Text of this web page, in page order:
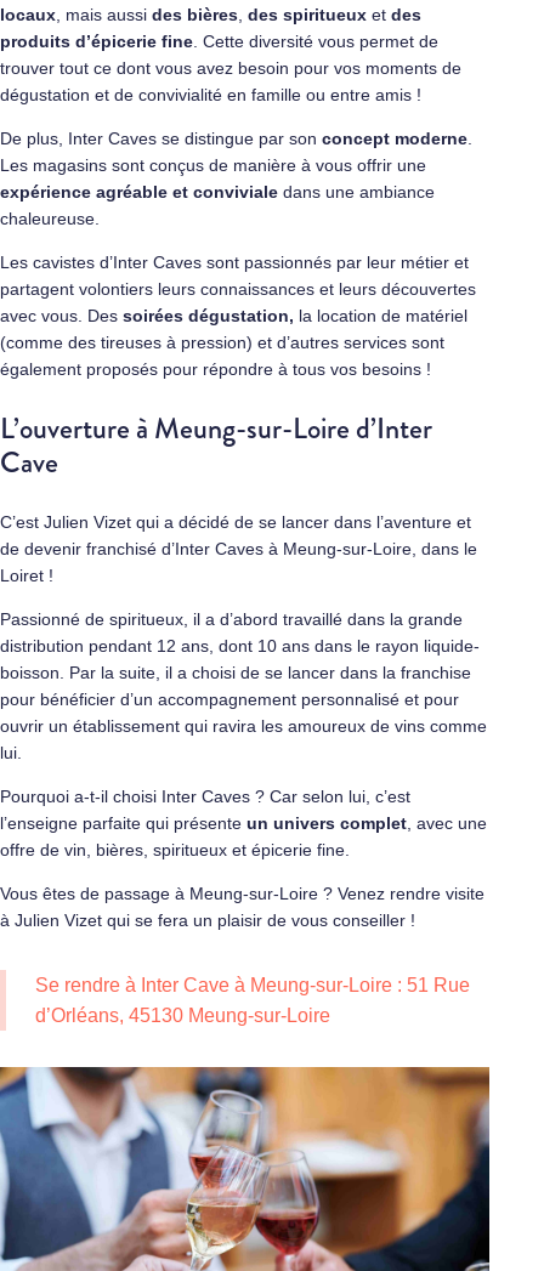
locaux , mais aussi des bières des spiritueux et des
produits d’épicerie fine . Cette diversité vous permet de
trouver tout ce dont vous avez besoin pour vos moments de
dégustation et de convivialité en famille ou entre amis !
De plus, Inter Caves se distingue par son concept moderne
Les magasins sont conçus de manière à vous offrir une
expérience agréable et conviviale dans une ambiance
chaleureuse.
Les cavistes d’Inter Caves sont passionnés par leur métier et
partagent volontiers leurs connaissances et leurs découvertes
avec vous. Des soirées dégustation, la location de matériel
(comme des tireuses à pression) et d’autres services sont
également proposés pour répondre à tous vos besoins !
L’ouverture à Meung-sur-Loire d’Inter
Cave
C’est Julien Vizet qui a décidé de se lancer dans l’aventure et
de devenir franchisé d’Inter Caves à Meung-sur-Loire, dans le
Loiret !
Passionné de spiritueux, il a d’abord travaillé dans la grande
distribution pendant 12 ans, dont 10 ans dans le rayon liquide-
boisson. Par la suite, il a choisi de se lancer dans la franchise
pour bénéficier d’un accompagnement personnalisé et pour
ouvrir un établissement qui ravira les amoureux de vins comme
lui.
Pourquoi a-t-il choisi Inter Caves ? Car selon lui, c’est
l’enseigne parfaite qui présente un univers complet , avec une
offre de vin, bières, spiritueux et épicerie fine.
Vous êtes de passage à Meung-sur-Loire ? Venez rendre visite
à Julien Vizet qui se fera un plaisir de vous conseiller !
Se rendre à Inter Cave à Meung-sur-Loire : 51 Rue
d’Orléans, 45130 Meung-sur-Loire